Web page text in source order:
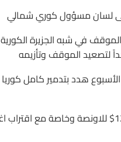
على لسان مسؤول كوري شمالي
في شبه الجزيرة
لتصعيد الموقف وتأزيمه
هدد بتدمير كامل كوريا
0.4% عند 1297$ للاونصة وخاصة